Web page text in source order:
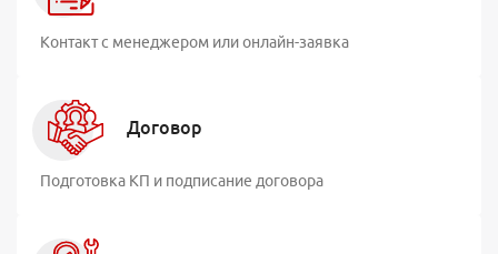
Контакт с менеджером или онлайн-заявка
Договор
Подготовка КП и подписание договора